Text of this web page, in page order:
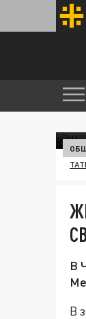
В
В